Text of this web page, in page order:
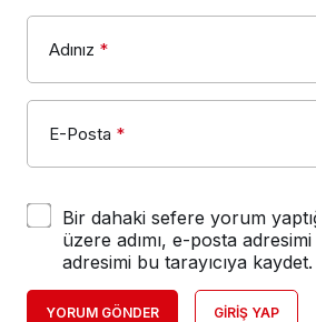
Adınız *
E-Posta *
Bir dahaki sefere yorum
üzere adımı, e-posta
adresimi bu tarayıcıya kaydet.
YORUM GÖNDER GIRIŞ YAP